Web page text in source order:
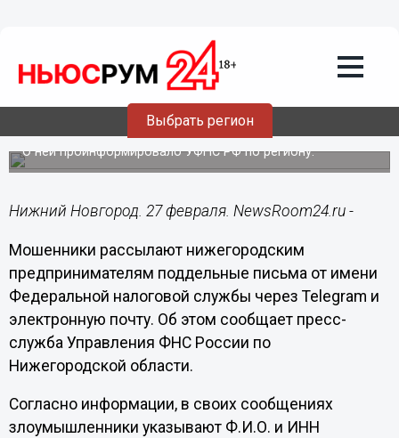
Выбрать регион
27.02.202521:42
Новая схема мошенничества угрожает
нижегородским бизнесменам
О ней проинформировало УФНС РФ по региону.
Нижний Новгород. 27 февраля. NewsRoom24.ru -
Мошенники рассылают нижегородским
предпринимателям поддельные письма от имени
Федеральной налоговой службы через Telegram и
электронную почту. Об этом сообщает пресс-
служба Управления ФНС России по
Нижегородской области.
Согласно информации, в своих сообщениях
злоумышленники указывают Ф.И.О. и ИНН